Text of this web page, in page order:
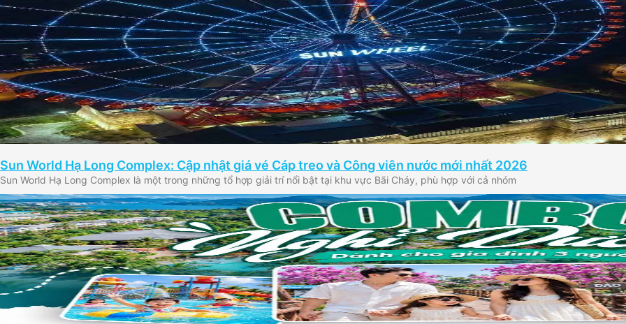
Sun World Hạ Long Complex: Cập nhật giá vé Cáp treo và Công viên nước mới nhất 2026
Sun World Hạ Long Complex là một trong những tổ hợp giải trí nổi bật tại khu vực Bãi Cháy, phù hợp với cả nhóm